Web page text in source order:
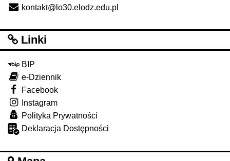
kontakt@lo30.elodz.edu.pl
Linki
BIP
e-Dziennik
Facebook
Instagram
Polityka Prywatności
Deklaracja Dostępności